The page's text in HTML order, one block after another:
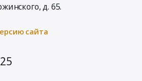
д. 65.
сайта